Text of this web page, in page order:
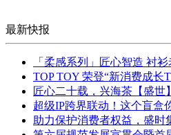
最新快报
「柔感系列」匠心智造 衬
TOP TOY 荣登“新消费成长
匠心二十载，兴海茶【盛世
超级IP跨界联动！这个盲盒
助力保护消费者权益，盛时